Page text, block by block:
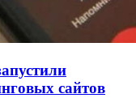
сайтов